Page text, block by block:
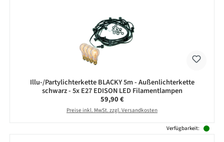
Illu-/Partylichterkette BLACKY 5m - Außenlichterkette
schwarz - 5x E27 EDISON LED Filamentlampen
Regulärer Preis:
59,90 €
Preise inkl. MwSt. zzgl. Versandkosten
Verfügbarkeit: